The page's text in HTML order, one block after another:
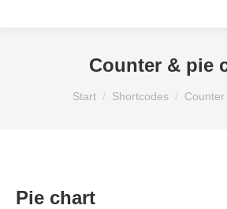
Counter & pie
Sie befinden sich hier:
Start Shortcodes
Pie chart